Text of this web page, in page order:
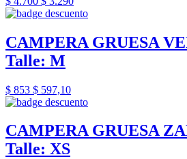
CAMPERA GRUESA
Talle: M
$ 853 $ 597,10
CAMPERA GRUESA
Talle: XS